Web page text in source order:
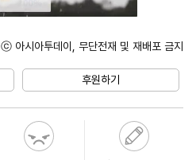
ⓒ 아시아투데이, 무단전재 및 재배포 금지
후원하기